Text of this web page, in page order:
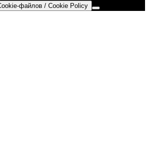
файлов / Cookie Policy